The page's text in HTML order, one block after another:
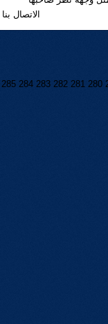
الاتصال بنا
280
281
282
283
284
285